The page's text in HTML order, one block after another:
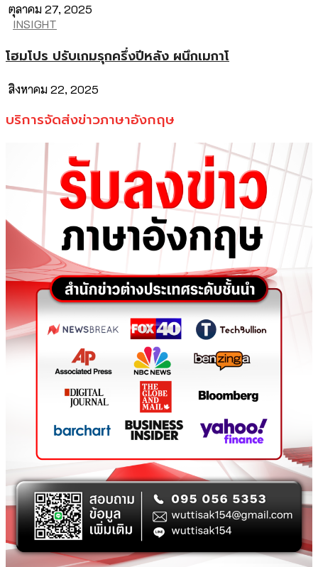
ตุลาคม 27, 2025
INSIGHT
โฮมโปร ปรับเกมรุกครึ่งปีหลัง ผนึกเมกาโ
สิงหาคม 22, 2025
บริการจัดส่งข่าวภาษาอังกฤษ